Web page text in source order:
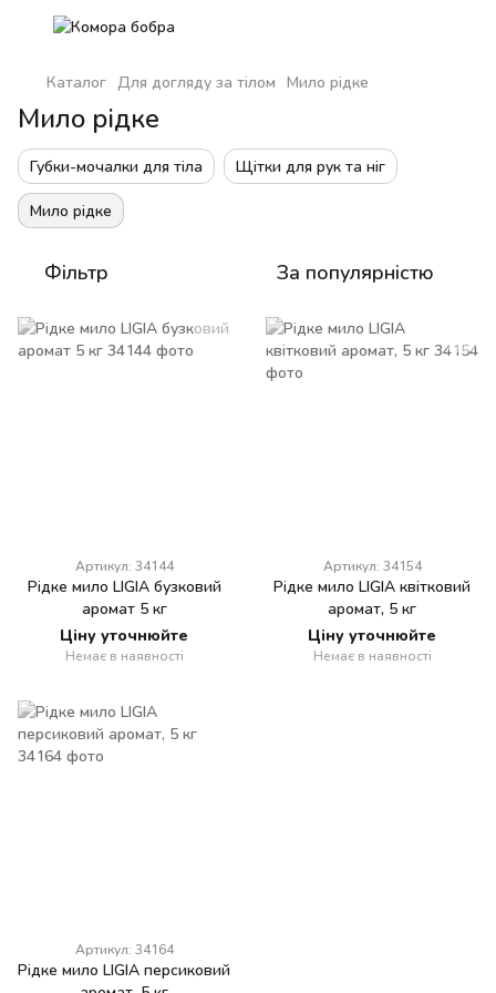
Каталог Для догляду за тілом Мило рідке
Мило рідке
Губки-мочалки для тіла Щітки для рук та ніг
Мило рідке
Фільтр За популярністю
Артикул: 34144
Рідке мило LIGIA бузковий
аромат 5 кг
Ціну уточнюйте
Немає в наявності
Артикул: 34154
Рідке мило LIGIA квітковий
аромат, 5 кг
Ціну уточнюйте
Немає в наявності
Артикул: 34164
Рідке мило LIGIA персиковий